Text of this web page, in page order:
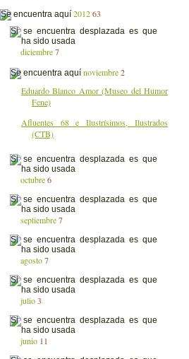
201263
diciembre 7
noviembre 2
Eduardo Blanco Amor (Museo del Humor
Fene)
Afluentes 68 e Ilustrísimos, Ilustrados
(CTB)
octubre 6
septiembre 7
agosto 7
julio 3
junio 11